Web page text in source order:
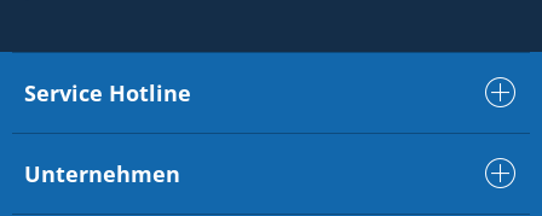
Service Hotline
Unternehmen